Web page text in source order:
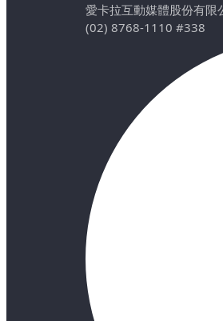
愛卡拉互動媒體股份有限
(02) 8768-1110 #338